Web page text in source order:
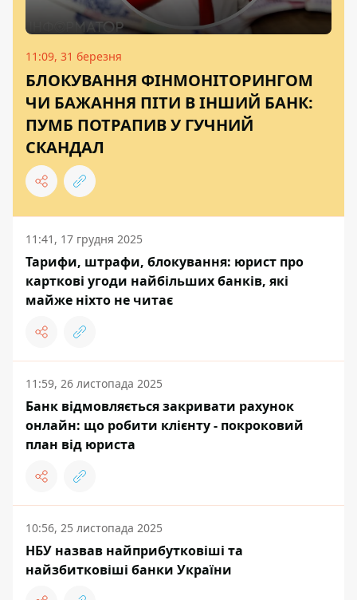
11:09, 31 березня
БЛОКУВАННЯ ФІНМОНІТОРИНГОМ
ЧИ БАЖАННЯ ПІТИ В ІНШИЙ БАНК:
ПУМБ ПОТРАПИВ У ГУЧНИЙ
СКАНДАЛ
11:41, 17 грудня 2025
Тарифи, штрафи, блокування: юрист про
карткові угоди найбільших банків, які
майже ніхто не читає
11:59, 26 листопада 2025
Банк відмовляється закривати рахунок
онлайн: що робити клієнту - покроковий
план від юриста
10:56, 25 листопада 2025
НБУ назвав найприбутковіші та
найзбитковіші банки України